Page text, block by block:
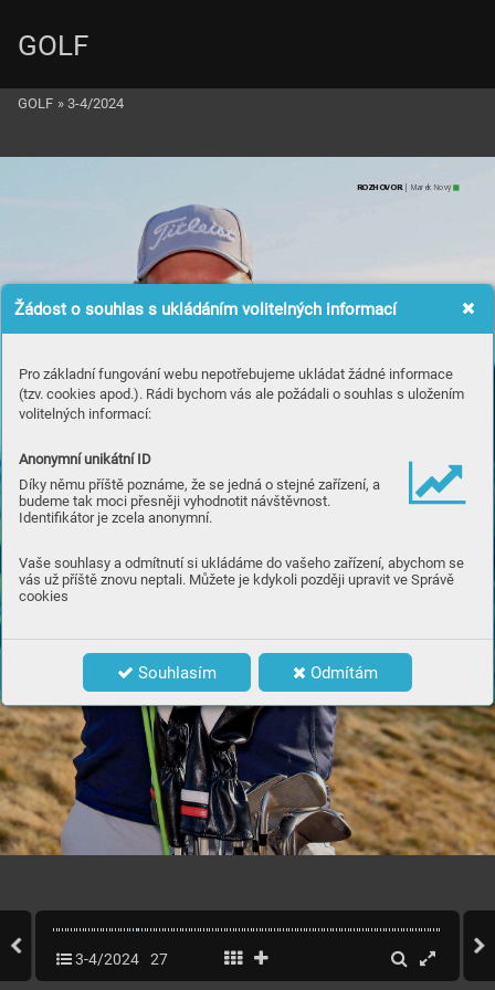
Žádost o souhlas s ukládáním volitelných informací
Pro základní fungování webu nepotřebujeme ukládat žádné informace
(tzv. cookies apod.). Rádi bychom vás ale požádali o souhlas s uložením
volitelných informací:
Anonymní unikátní ID
Díky němu příště poznáme, že se jedná o stejné zařízení, a
budeme tak moci přesněji vyhodnotit návštěvnost.
Identifikátor je zcela anonymní.
Vaše souhlasy a odmítnutí si ukládáme do vašeho zařízení, abychom se
vás už příště znovu neptali. Můžete je kdykoli později upravit ve Správě
cookies
Souhlasím Odmítám
25
ROZHOVOR | Marek Nový
GOLF
GOLF » 3-4/2024
3-4/2024 27